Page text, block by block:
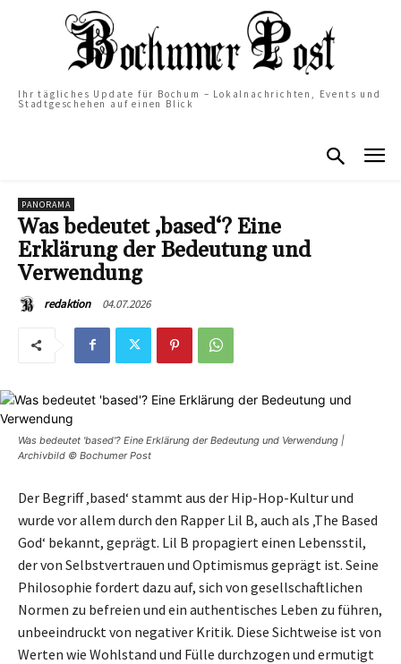
Ihr tägliches Update für Bochum – Lokalnachrichten, Events und
Stadtgeschehen auf einen Blick
PANORAMA
Was bedeutet ‚based‘? Eine
Erklärung der Bedeutung und
Verwendung
redaktion 04.07.2026
Was bedeutet 'based'? Eine Erklärung der Bedeutung und Verwendung |
Archivbild © Bochumer Post
Der Begriff ‚based‘ stammt aus der Hip-Hop-Kultur und
wurde vor allem durch den Rapper Lil B, auch als ‚The Based
God‘ bekannt, geprägt. Lil B propagiert einen Lebensstil,
der von Selbstvertrauen und Optimismus geprägt ist. Seine
Philosophie fordert dazu auf, sich von gesellschaftlichen
Normen zu befreien und ein authentisches Leben zu führen,
unbeeindruckt von negativer Kritik. Diese Sichtweise ist von
Werten wie Wohlstand und Fülle durchzogen und ermutigt